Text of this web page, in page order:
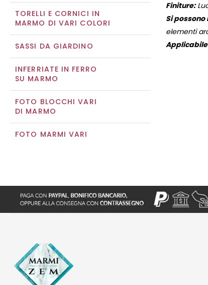
TORELLI E CORNICI IN
MARMO DI VARI COLORI
SASSI DA GIARDINO
INFERRIATE IN FERRO
SU MARMO
FOTO BLOCCHI VARI
DI MARMO
FOTO MARMI VARI
Finiture:
Si
elementi